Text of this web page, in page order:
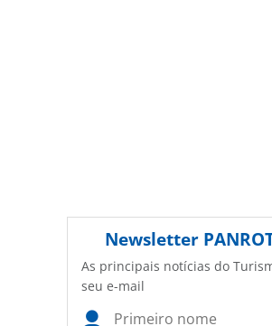
Newsletter
As principais notícias do
seu e-mail